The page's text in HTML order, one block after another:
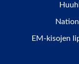
EM-kisojen